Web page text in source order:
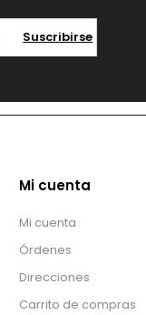
Suscribirse
Mi cuenta
Mi cuenta
Órdenes
Direcciones
Carrito de compras